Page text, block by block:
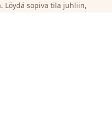
Löydä sopiva tila juhliin,